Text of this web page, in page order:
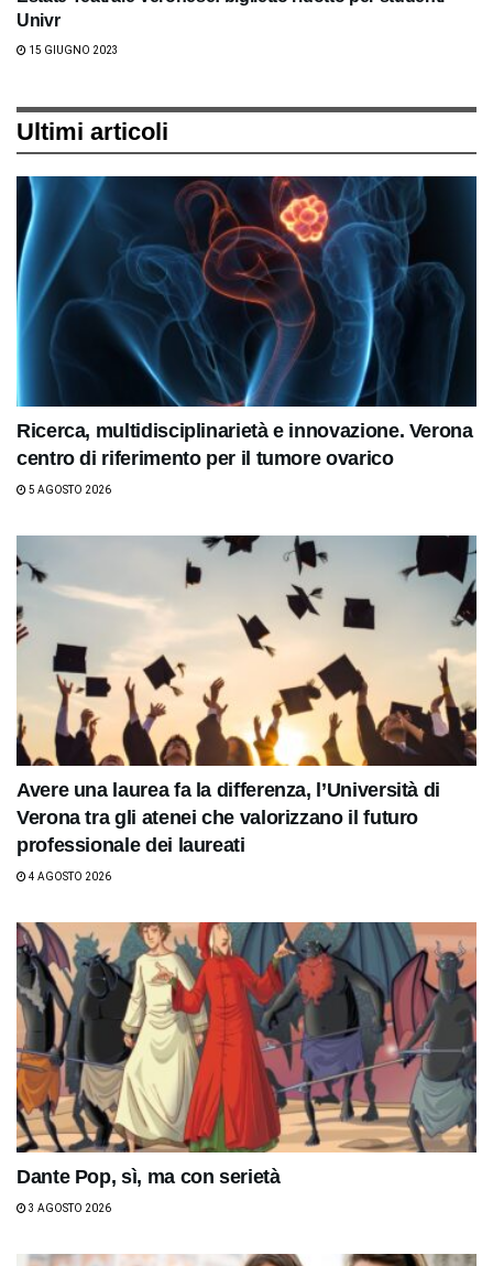
Univr
15 GIUGNO 2023
Ultimi articoli
Ricerca, multidisciplinarietà e innovazione. Verona
centro di riferimento per il tumore ovarico
5 AGOSTO 2026
Avere una laurea fa la differenza, l’Università di
Verona tra gli atenei che valorizzano il futuro
professionale dei laureati
4 AGOSTO 2026
Dante Pop, sì, ma con serietà
3 AGOSTO 2026